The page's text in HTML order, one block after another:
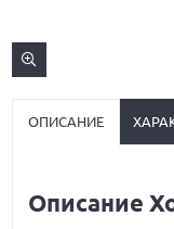
ОПИСАНИЕ
Описание